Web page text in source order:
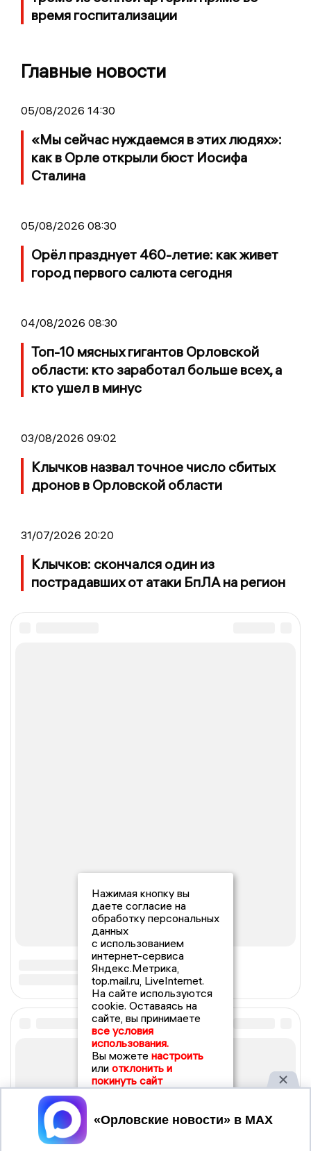
время госпитализации
Главные новости
05/08/2026 14:30
«Мы сейчас нуждаемся в этих людях»:
как в Орле открыли бюст Иосифа
Сталина
05/08/2026 08:30
Орёл празднует 460-летие: как живет
город первого салюта сегодня
04/08/2026 08:30
Топ-10 мясных гигантов Орловской
области: кто заработал больше всех, а
кто ушел в минус
03/08/2026 09:02
Клычков назвал точное число сбитых
дронов в Орловской области
31/07/2026 20:20
Клычков: скончался один из
пострадавших от атаки БпЛА на регион
Нажимая кнопку вы
даете согласие на
обработку персональных
данных
с использованием
интернет-сервиса
Яндекс.Метрика,
top.mail.ru, LiveInternet.
На сайте используются
cookie. Оставаясь на
сайте, вы принимаете
все условия
использования.
Вы можете настроить
или отклонить и
покинуть сайт
Принять